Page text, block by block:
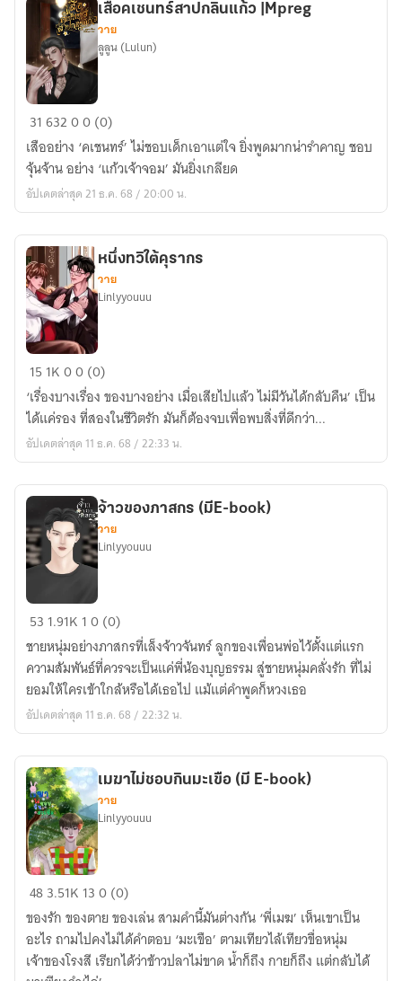
เสือ
ค
เชน
ทร์
สาป
แก้ว
|Mpreg
เสือคเชนทร์สาปกลิ่นแก้ว |Mpreg
วาย
ลูลูน (Lulun)
3163200 (0)
เสืออย่าง ‘คเชนทร์’ ไม่ชอบเด็กเอาแต่ใจ ยิ่งพูดมากน่ารำคาญ ชอบ
จุ้นจ้าน อย่าง ‘แก้วเจ้าจอม’ มันยิ่งเกลียด
อัปเดตล่าสุด 21 ธ.ค. 68 / 20:00 น.
หนึ่ง
ทวิ
ใต้
คุ
รากร
หนึ่งทวิใต้คุรากร
วาย
Linlyyouuu
15 1K00 (0)
‘เรื่องบางเรื่อง ของบางอย่าง เมื่อเสียไปแล้ว ไม่มีวันได้กลับคืน’ เป็น
ได้แค่รอง ที่สองในชีวิตรัก มันก็ต้องจบเพื่อพบสิ่งที่ดีกว่า...
อัปเดตล่าสุด 11 ธ.ค. 68 / 22:33 น.
จ้าว
ภาสกร
(มีE-
book)
จ้าวของภาสกร (มีE-book)
วาย
Linlyyouuu
53 1.91K 10 (0)
ชายหนุ่มอย่างภาสกรที่เล็งจ้าวจันทร์ ลูกของเพื่อนพ่อไว้ตั้งแต่แรก
ความสัมพันธ์ที่ควรจะเป็นแค่พี่น้องบุญธรรม สู่ชายหนุ่มคลั่งรัก ที่ไม่
ยอมให้ใครเข้าใกล้หรือได้เธอไป แม้แต่คำพูดก็หวงเธอ
อัปเดตล่าสุด 11 ธ.ค. 68 / 22:32 น.
เมฆา
ชอบ
กิน
มะเขือ
เมฆาไม่ชอบกินมะเขือ (มี E-book)
วาย
Linlyyouuu
483.51K 130 (0)
ของรัก ของตาย ของเล่น สามคำนี้มันต่างกัน ‘พี่เมฆ’ เห็นเขาเป็น
อะไร ถามไปคงไม่ได้คำตอบ ‘มะเขือ’ ตามเทียวไล้เทียวขื่อหนุ่ม
เจ้าของโรงสี เรียกได้ว่าข้าวปลาไม่ขาด น้ำก็ถึง กายก็ถึง แต่กลับได้